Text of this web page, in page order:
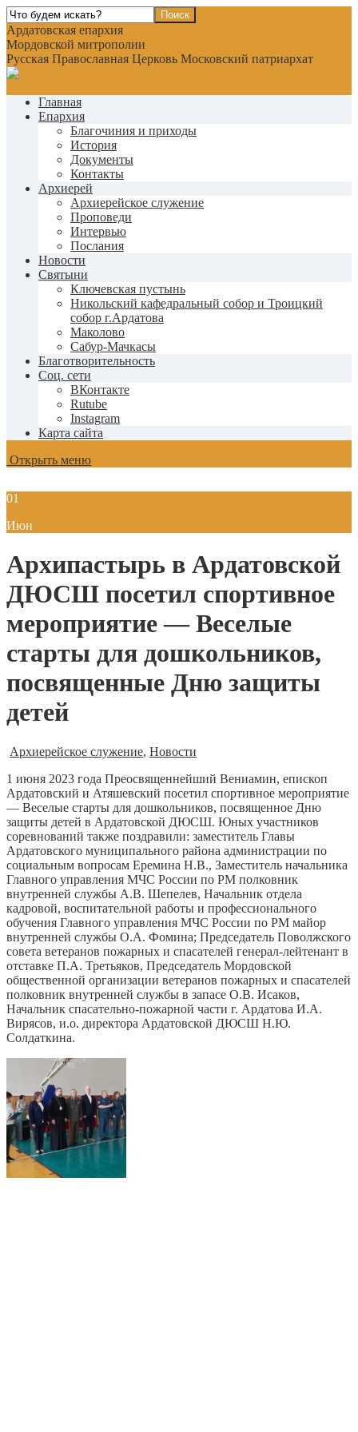
Ардатовская епархия
Мордовской митрополии
Русская Православная Церковь Московский патриархат
Главная
Епархия
Благочиния и приходы
История
Документы
Контакты
Архиерей
Архиерейское служение
Проповеди
Интервью
Послания
Новости
Святыни
Ключевская пустынь
Никольский кафедральный собор и Троицкий
собор г.Ардатова
Маколово
Сабур-Мачкасы
Благотворительность
Соц. сети
ВКонтакте
Rutube
Instagram
Карта сайта
Открыть меню
01
Июн
Архипастырь в Ардатовской
ДЮСШ посетил спортивное
мероприятие — Веселые
старты для дошкольников,
посвященные Дню защиты
детей
Архиерейское служение, Новости
1 июня 2023 года Преосвященнейший Вениамин, епископ
Ардатовский и Атяшевский посетил спортивное мероприятие
— Веселые старты для дошкольников, посвященное Дню
защиты детей в Ардатовской ДЮСШ. Юных участников
соревнований также поздравили: заместитель Главы
Ардатовского муниципального района администрации по
социальным вопросам Еремина Н.В., Заместитель начальника
Главного управления МЧС России по РМ полковник
внутренней службы А.В. Шепелев, Начальник отдела
кадровой, воспитательной работы и профессионального
обучения Главного управления МЧС России по РМ майор
внутренней службы О.А. Фомина; Председатель Поволжского
совета ветеранов пожарных и спасателей генерал-лейтенант в
отставке П.А. Третьяков, Председатель Мордовской
общественной организации ветеранов пожарных и спасателей
полковник внутренней службы в запасе О.В. Исаков,
Начальник спасательно-пожарной части г. Ардатова И.А.
Вирясов, и.о. директора Ардатовской ДЮСШ Н.Ю.
Солдаткина.